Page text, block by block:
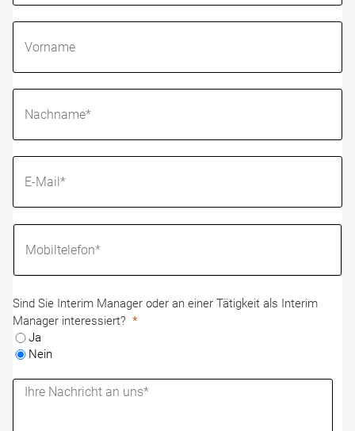
Sind Sie Interim Manager oder an einer Tätigkeit als Interim
Manager interessiert?
Ja
Nein